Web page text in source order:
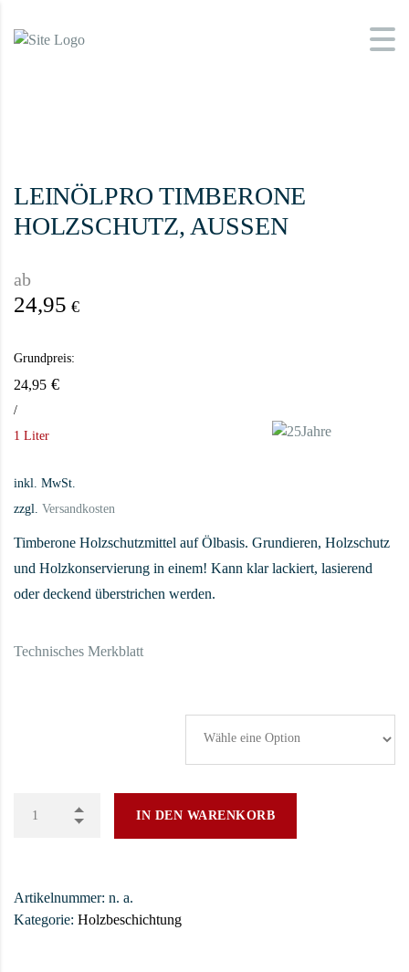
LEINÖLPRO TIMBERONE
HOLZSCHUTZ, AUSSEN
ab
24,95 €
Grundpreis:
24,95 €
/
1 Liter
inkl. MwSt.
zzgl. Versandkosten
Timberone Holzschutzmittel auf Ölbasis. Grundieren, Holzschutz
und Holzkonservierung in einem! Kann klar lackiert, lasierend
oder deckend überstrichen werden.
Technisches Merkblatt
IN DEN WARENKORB
Artikelnummer: n. a.
Kategorie: Holzbeschichtung